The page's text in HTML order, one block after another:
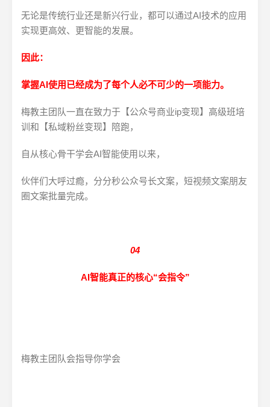
无论是传统行业还是新兴行业，都可以通过AI技术的应用
实现更高效、更智能的发展。
因此：
掌握AI使用已经成为了每个人必不可少的一项能力。
梅教主团队一直在致力于【公众号商业ip变现】高级班培
训和【私域粉丝变现】陪跑，
自从核心骨干学会AI智能使用以来，
伙伴们大呼过瘾，分分秒公众号长文案，短视频文案朋友
圈文案批量完成。
04
AI智能真正的核心“会指令”
梅教主团队会指导你学会